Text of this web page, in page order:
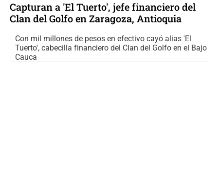
Capturan a 'El Tuerto', jefe financiero del
Clan del Golfo en Zaragoza, Antioquia
Con mil millones de pesos en efectivo cayó alias 'El
Tuerto', cabecilla financiero del Clan del Golfo en el Bajo
Cauca